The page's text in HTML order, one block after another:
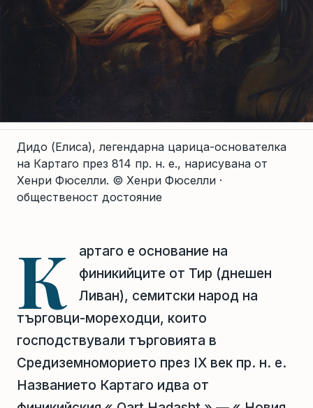
Дидо (Елиса), легендарна царица-основателка
на Картаго през 814 пр. н. е., нарисувана от
Хенри Фюселли. © Хенри Фюселли ·
общественост достояние
К
артаго е основание на
финикийците от Тир (днешен
Ливан), семитски народ на
търговци-мореходци, които
господствували търговията в
Средиземноморието през IX век пр. н. е.
Названието Картаго идва от